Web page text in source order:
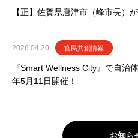
【正】佐賀県唐津市（峰市長）
2026.04.20 官民共創情報
『Smart Wellness City』で自治
年5月11日開催！
お知ら